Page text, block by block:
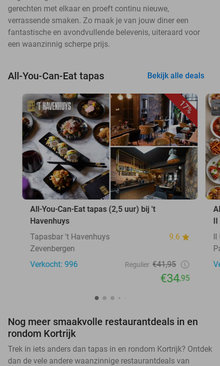
gerechten met elkaar en proeft continu nieuwe,
verrassende smaken. Zo maak je van jouw diner een
fantastische en avondvullende belevenis, uiteraard voor
een waanzinnig scherpe prijs.
All-You-Can-Eat tapas Bekijk alle deals
17%
All-You-Can-Eat tapas (2,5 uur) bij 't
Havenhuys
Tapasbar 't Havenhuys
9.6
Zevenbergen
Verkocht: 996
Regulier €41,95
€34,95
Il
Il
Nog meer smaakvolle restaurantdeals in en
rondom Kortrijk
Trek in iets anders dan tapas in en rondom Kortrijk? Ontdek
dan de vele andere waanzinnige restaurantdeals van